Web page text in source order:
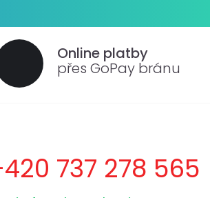
Online platby
přes GoPay bránu
737 278 565